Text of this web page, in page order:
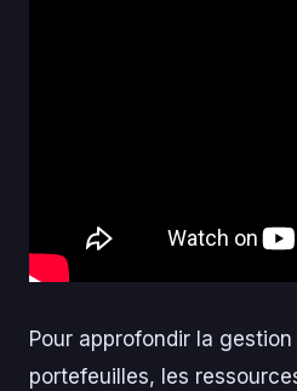
Pour approfondir la
portefeuilles, les